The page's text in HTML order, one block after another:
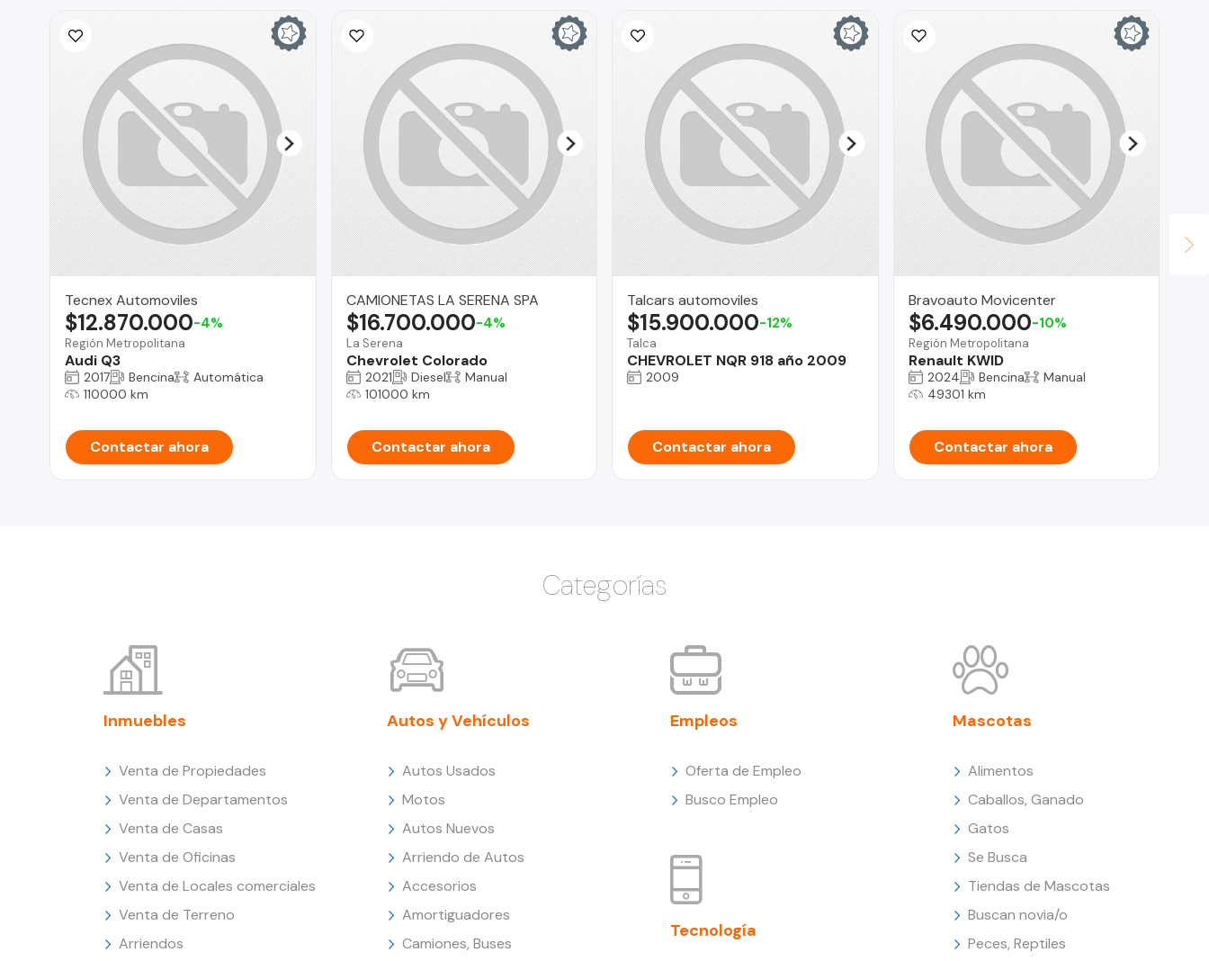
Tecnex Automoviles
Región Metropolitana
Audi Q3
$12.870.000-4%
2017 Bencina
Automática
110000 km
Contactar ahora
CAMIONETAS LA SERENA SPA
La Serena
Chevrolet Colorado
$16.700.000-4%
2021 Diesel
Manual
101000 km
Contactar ahora
Talcars automoviles
Talca
CHEVROLET NQR 918 año 2009
$15.900.000-12%
2009
Contactar ahora
Bravoauto Movicenter
Región Metropolitana
Renault KWID
$6.490.000-10%
2024 Bencina
Manual
49301 km
Contactar ahora
Categorías
Inmuebles
Venta de Propiedades
Venta de Departamentos
Venta de Casas
Venta de Oficinas
Venta de Locales comerciales
Venta de Terreno
Arriendos
Autos y Vehículos
Autos Usados
Motos
Autos Nuevos
Arriendo de Autos
Accesorios
Amortiguadores
Camiones, Buses
Empleos
Oferta de Empleo
Busco Empleo
Tecnología
Mascotas
Alimentos
Caballos, Ganado
Gatos
Se Busca
Tiendas de Mascotas
Buscan novia/o
Peces, Reptiles